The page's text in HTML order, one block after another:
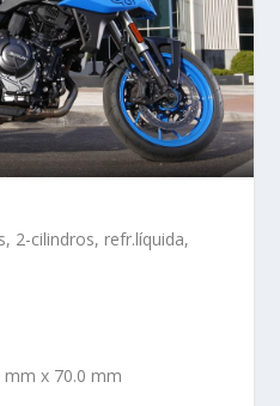
2-cilindros, refr.líquida,
mm x 70.0 mm